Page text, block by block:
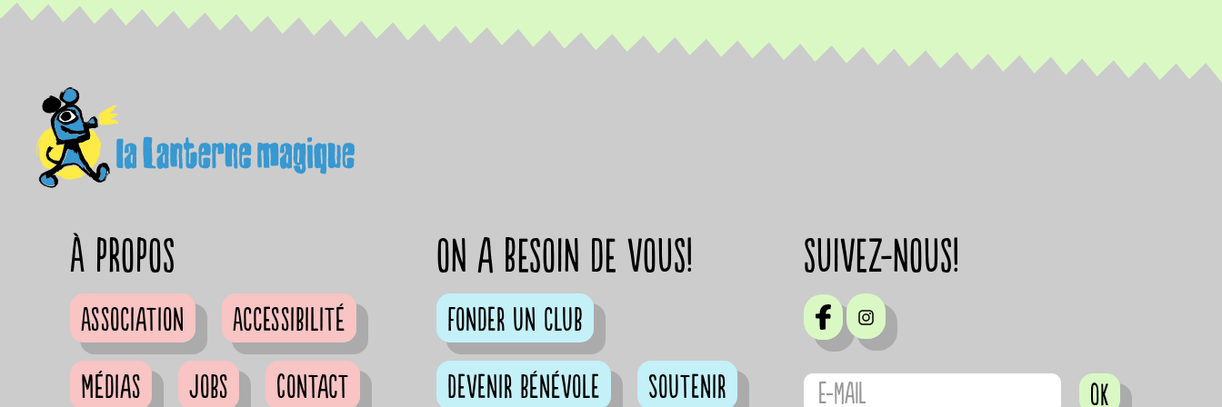
à propos
Association
Accessibilité
Médias
Jobs Contact
on a besoin de vous!
Fonder un club
Devenir bénévole
Soutenir
suivez-nous!
OK